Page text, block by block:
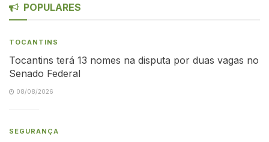
POPULARES
TOCANTINS
Tocantins terá 13 nomes na disputa por duas vagas no
Senado Federal
08/08/2026
SEGURANÇA